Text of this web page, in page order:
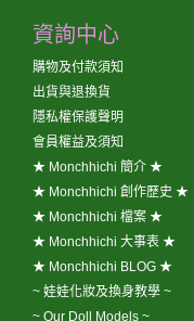
資詢中心
購物及付款須知
出貨與退換貨
隱私權保護聲明
會員權益及須知
★ Monchhichi 簡介 ★
★ Monchhichi 創作歷史 ★
★ Monchhichi 檔案 ★
★ Monchhichi 大事表 ★
★ Monchhichi BLOG ★
~ 娃娃化妝及換身教學 ~
~ Our Doll Models ~